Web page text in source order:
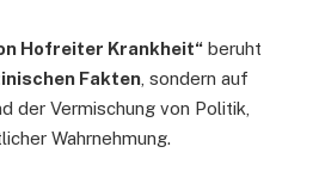
Hofreiter Krankheit“ beruht
Fakten , sondern auf
der Vermischung von Politik,
Wahrnehmung.